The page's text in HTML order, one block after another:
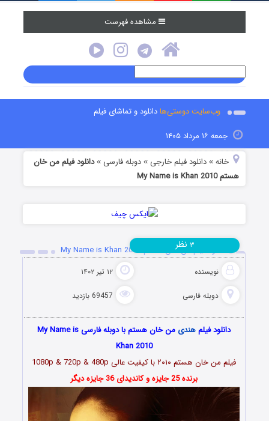
مشاهده فهرست
وب‌سایت دوستی‌هادانلود و تماشای فیلم
جمعه ۱۶ مرداد ۱۴۰۵
خانه »دانلود فیلم خارجی »دوبله فارسی »دانلود فیلم من خان
هستم My Name is Khan 2010
دانلود فیلم من خان هستم My Name is Khan 2010
نویسنده ۱۲ تیر ۱۴۰۲
دوبله فارسی 69457 بازدید
۳ نظر
دانلود فیلمهندی
من خان هستم با دوبله فارسی My Name is
Khan 2010
فیلم من خان هستم ۲۰۱۰ با کیفیت عالی 1080p & 720p & 480p
برنده 25 جایزه و کاندیدای 36 جایزه دیگر